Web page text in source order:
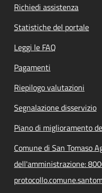
Richiedi assistenza
Statistiche del portale
Leggi le FAQ
Pagamenti
Riepilogo valutazioni
Segnalazione disservizio
Piano di miglioramento
Comune di San Tomaso
dell'amministrazione: